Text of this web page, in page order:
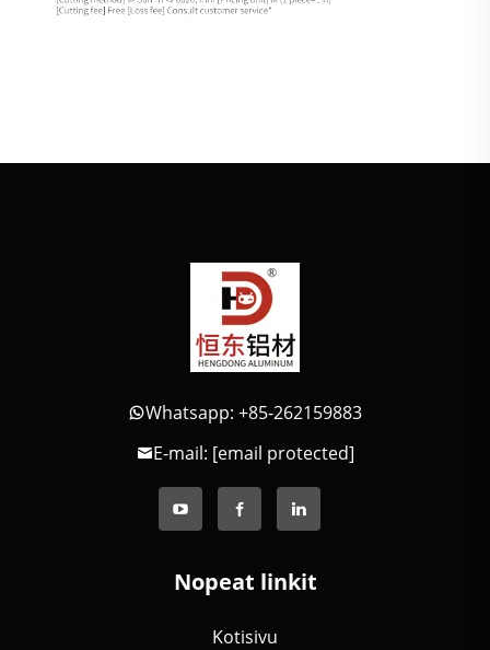
Whatsapp: +85-262159883
E-mail: [email protected]
Nopeat linkit
Kotisivu